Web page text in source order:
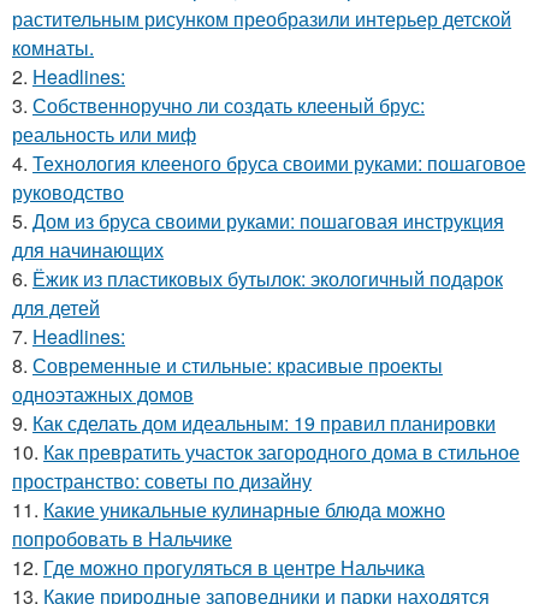
растительным рисунком преобразили интерьер детской
комнаты.
2. Headlines:
3. Собственноручно ли создать клееный брус:
реальность или миф
4. Технология клееного бруса своими руками: пошаговое
руководство
5. Дом из бруса своими руками: пошаговая инструкция
для начинающих
6. Ёжик из пластиковых бутылок: экологичный подарок
для детей
7. Headlines:
8. Современные и стильные: красивые проекты
одноэтажных домов
9. Как сделать дом идеальным: 19 правил планировки
10. Как превратить участок загородного дома в стильное
пространство: советы по дизайну
11. Какие уникальные кулинарные блюда можно
попробовать в Нальчике
12. Где можно прогуляться в центре Нальчика
13. Какие природные заповедники и парки находятся